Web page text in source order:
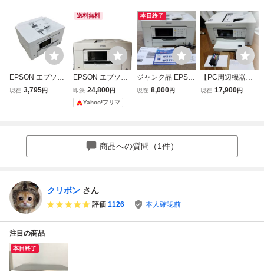
EPSON エプソン
PX-M6010F 2020
現在 3,795円
送料無料
EPSON エプソン
PX-M6010F イン
クジェット複合機
プリンター
即決 24,800円
Yahoo!フリマ
本日終了
ジャンク品 EPSO
N A3ノビ対応カラ
チパネル
現在 8,000円
【PC周辺機器】 E
PSON エプソン プ
現在 17,900円
商品への質問（1件）
クリボン さん
評価 1126 本人確認前
注目の商品
本日終了